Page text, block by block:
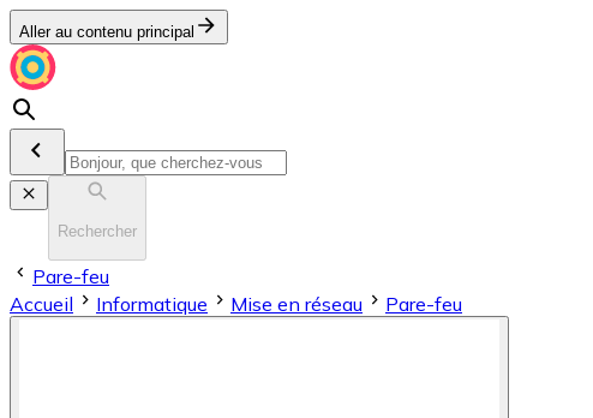
Aller au contenu principal
Rechercher
Pare-feu
Accueil
Informatique Mise en réseau Pare-feu